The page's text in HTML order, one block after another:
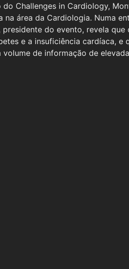
do Challenges in Cardiology,
na área da Cardiologia. Numa
do evento, revela
e a insuficiência cardíaca, e
de informação de